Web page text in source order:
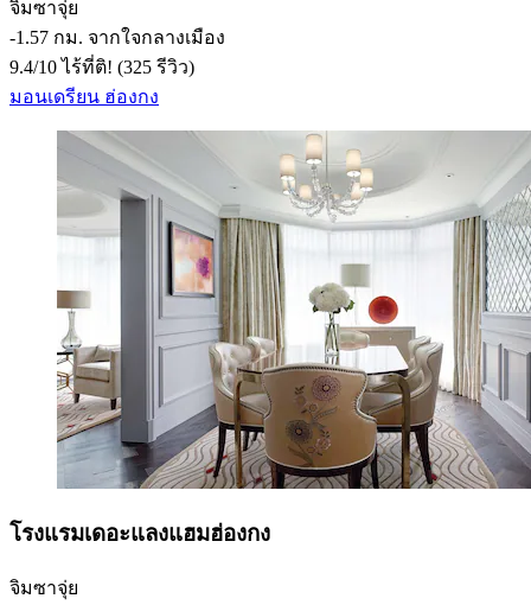
จิมซาจุ่ย
‐1.57 กม. จากใจกลางเมือง
9.4/10ไร้ที่ติ! (325 รีวิว)
มอนเดรียน ฮ่องกง
โรงแรมเดอะแลงแฮมฮ่องกง
จิมซาจุ่ย